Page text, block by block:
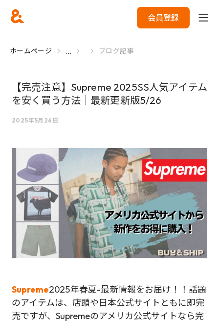
会員登録
ホームページ ... ブログ記事
【完売注意】Supreme 2025SS人気アイテム
を安く買う方法｜最新更新版5/26
2025年5月26日
Supreme2025年春夏-最新情報をお届け！！話題
のアイテムは、店頭や日本公式サイトともに即完
売ですが、Supremeのアメリカ公式サイトなら完